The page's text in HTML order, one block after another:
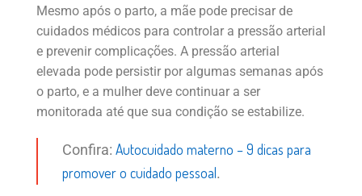
Mesmo após o parto, a mãe pode precisar de
cuidados médicos para controlar a pressão arterial
e prevenir complicações. A pressão arterial
elevada pode persistir por algumas semanas após
o parto, e a mulher deve continuar a ser
monitorada até que sua condição se estabilize.
Confira: Autocuidado materno – 9 dicas para
promover o cuidado pessoal.